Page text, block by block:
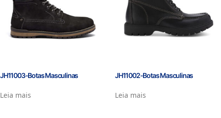
JH11003-Botas Masculinas
Leia mais
JH11002-Botas Masculinas
Leia mais